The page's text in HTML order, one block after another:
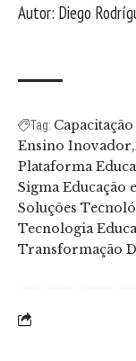
Autor: Diego
Tag:
Ensino Inovador
Plataforma
Sigma Educação
Soluções
Tecnologia
Transformação